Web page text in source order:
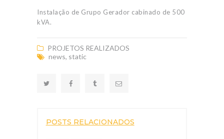
Instalação de Grupo Gerador cabinado de 500
kVA.
PROJETOS REALIZADOS
news, static
POSTS RELACIONADOS